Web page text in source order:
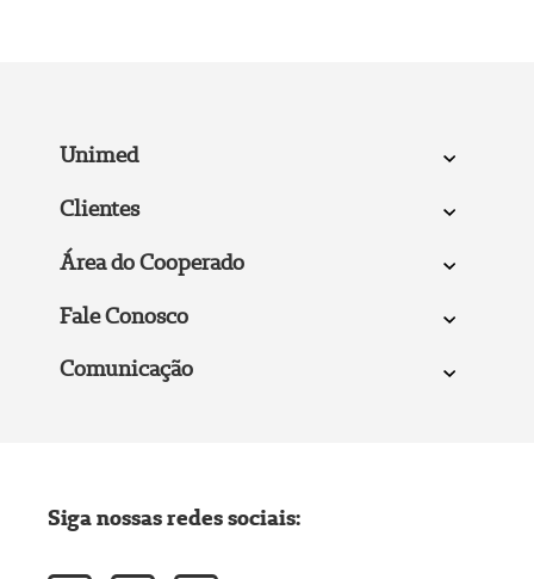
Unimed
Clientes
Área do Cooperado
Fale Conosco
Comunicação
Siga nossas redes sociais: